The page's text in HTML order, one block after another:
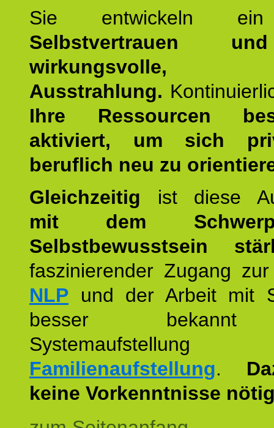
Sie entwickeln ein
Selbstvertrauen
wirkungsvolle,
Ausstrahlung.
Ihre Ressourcen
aktiviert, um sich
beruflich neu zu
Gleichzeitig ist diese
mit dem
Selbstbewusstsein
faszinierender Zugang
NLP und der Arbeit mit
besser
Familienaufstellung.
keine Vorkenntnisse